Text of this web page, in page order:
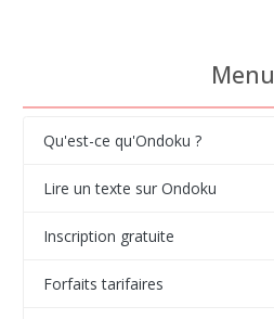
Menu
Qu'est-ce qu'Ondoku ?
Lire un texte sur Ondoku
Inscription gratuite
Forfaits tarifaires